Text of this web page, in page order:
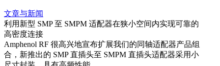
文章与新闻
利用新型 SMP 至 SMPM 适配器在狭小空间内实现可靠的
高密度连接
Amphenol RF 很高兴地宣布扩展我们的同轴适配器产品组
合，新推出的 SMP 直插头至 SMPM 直插头适配器采用小